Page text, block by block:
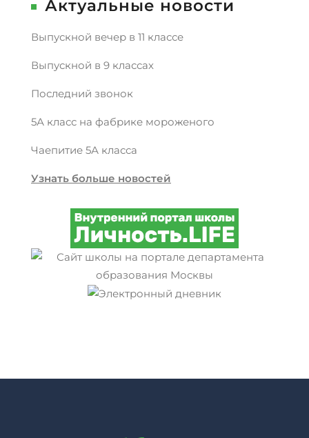
Актуальные новости
Выпускной вечер в 11 классе
Выпускной в 9 классах
Последний звонок
5А класс на фабрике мороженого
Чаепитие 5А класса
Узнать больше новостей